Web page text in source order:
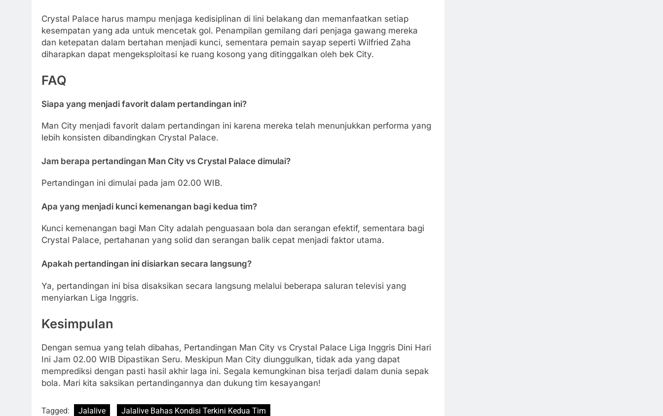
Crystal Palace harus mampu menjaga kedisiplinan di lini belakang dan memanfaatkan setiap
kesempatan yang ada untuk mencetak gol. Penampilan gemilang dari penjaga gawang mereka
dan ketepatan dalam bertahan menjadi kunci, sementara pemain sayap seperti Wilfried Zaha
diharapkan dapat mengeksploitasi ke ruang kosong yang ditinggalkan oleh bek City.
FAQ
Siapa yang menjadi favorit dalam pertandingan ini?
Man City menjadi favorit dalam pertandingan ini karena mereka telah menunjukkan performa yang
lebih konsisten dibandingkan Crystal Palace.
Jam berapa pertandingan Man City vs Crystal Palace dimulai?
Pertandingan ini dimulai pada jam 02.00 WIB.
Apa yang menjadi kunci kemenangan bagi kedua tim?
Kunci kemenangan bagi Man City adalah penguasaan bola dan serangan efektif, sementara bagi
Crystal Palace, pertahanan yang solid dan serangan balik cepat menjadi faktor utama.
Apakah pertandingan ini disiarkan secara langsung?
Ya, pertandingan ini bisa disaksikan secara langsung melalui beberapa saluran televisi yang
menyiarkan Liga Inggris.
Kesimpulan
Dengan semua yang telah dibahas, Pertandingan Man City vs Crystal Palace Liga Inggris Dini Hari
Ini Jam 02.00 WIB Dipastikan Seru. Meskipun Man City diunggulkan, tidak ada yang dapat
memprediksi dengan pasti hasil akhir laga ini. Segala kemungkinan bisa terjadi dalam dunia sepak
bola. Mari kita saksikan pertandingannya dan dukung tim kesayangan!
Tagged: Jalalive Jalalive Bahas Kondisi Terkini Kedua Tim